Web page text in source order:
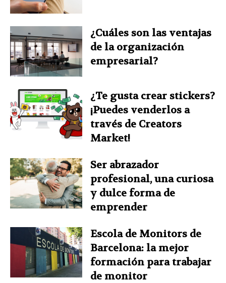
¿Cuáles son las ventajas
de la organización
empresarial?
¿Te gusta crear stickers?
¡Puedes venderlos a
través de Creators
Market!
Ser abrazador
profesional, una curiosa
y dulce forma de
emprender
Escola de Monitors de
Barcelona: la mejor
formación para trabajar
de monitor